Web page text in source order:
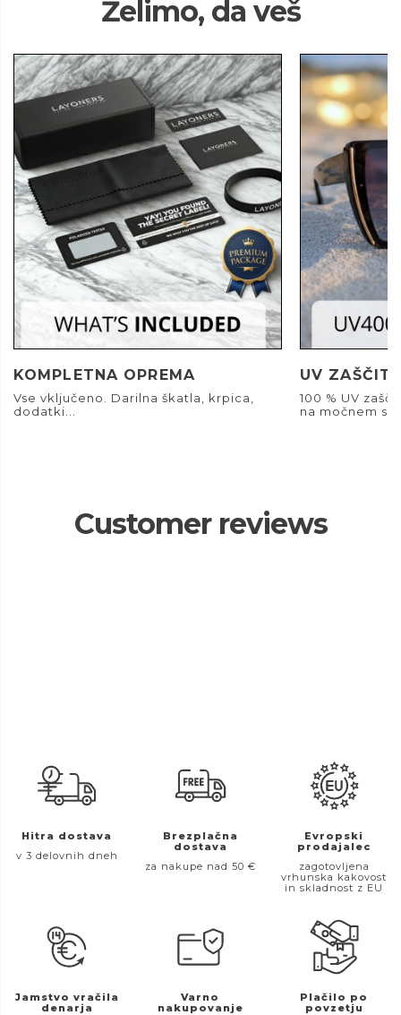
Želimo, da veš
KOMPLETNA OPREMA
Vse vključeno. Darilna škatla, krpica,
dodatki...
UV
100 % UV
na močnem
Customer reviews
Hitra dostava
v 3 delovnih dneh
Brezplačna
dostava
za nakupe nad 50 €
Evropski
prodajalec
zagotovljena
vrhunska kakovost
in skladnost z EU
Jamstvo vračila
denarja
Varno
nakupovanje
Plačilo po
povzetju